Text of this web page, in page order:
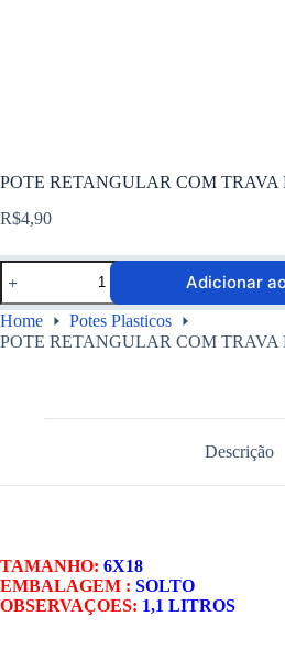
POTE RETANGULAR COM TRAVA
R$4,90
Adicionar
Home
Potes Plasticos
POTE RETANGULAR COM TRAVA
Descrição
TAMANHO: 6X18
EMBALAGEM : SOLTO
OBSERVAÇOES: 1,1 LITROS